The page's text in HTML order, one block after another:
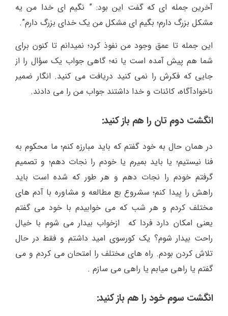
آخرین جمله ای که گفت این بود: ” نگیم ای خدا من یه
مشکل بزرگ دارم؛ بگیم ای مشکل من یک خدای بزرگ دارم”.
این جمله تا عمق وجود من نفوذ کرد؛ نمیدانم تا کنون برای
شما هم پیش آمده است یا نه؛ گاهی جواب یک سؤال را از
جایی که فکرش را نمی کنید دریافت می کنید. انگار ضمیر
ناخوادآگاه، کائنات و خدا داشتند جواب من را می دادند.
انگشت دوم تان را هم باز کنید:
در همان حال به خود گفتم که باید مبارزه کنم؛ ما محکوم به
فنا نیستیم؛ یا باید بمیرم یا خودم را نجات دهم؛ و تصمیم
گرفتم خودم را نجات دهم و هر طور که شده است باید
راهش را پیدا کنم؛ سشروع بع مطالعه و مشاوره با آدم های
مختلف کردم و هر شب که می خوابیدم با خود می گفتم
یعنی امکان دارد فردا که ازخواب بیدار می شوم با خیال
راحت بیدار شوم؟ یک کورسوی امید داشتم و فقط در حال
تلاش کردن بودم. راه های مختلف را امتحان می کردم و می
گفتم یا راهی میابم یا راهی می سازم .
انگشت سوم خود را هم باز کنید: